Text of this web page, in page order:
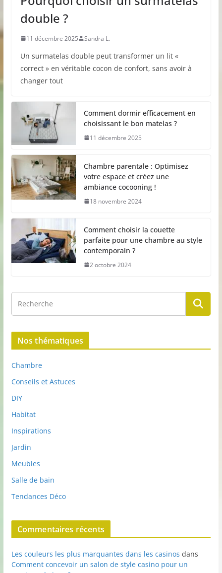
double ?
11 décembre 2025 Sandra L.
Un surmatelas double peut transformer un lit «
correct » en véritable cocon de confort, sans avoir à
changer tout
Comment dormir efficacement en
choisissant le bon matelas ?
11 décembre 2025
Chambre parentale : Optimisez
votre espace et créez une
ambiance cocooning !
18 novembre 2024
Comment choisir la couette
parfaite pour une chambre au style
contemporain ?
2 octobre 2024
Nos thématiques
Chambre
Conseils et Astuces
DIY
Habitat
Inspirations
Jardin
Meubles
Salle de bain
Tendances Déco
Commentaires récents
Les couleurs les plus marquantes dans les casinos dans
Comment concevoir un salon de style casino pour un